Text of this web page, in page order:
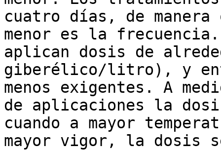
cuatro días, de manera
menor es la
aplican dosis de
giberélico/litro), y
menos exigentes. A
de aplicaciones la
cuando a mayor
mayor vigor, la dosis